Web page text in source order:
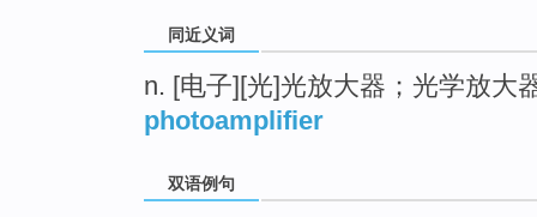
同近义词
n. [电子][光]光放大器；光学放大
photoamplifier
双语例句